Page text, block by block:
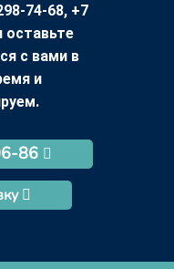
74-68, +7
оставьте
с вами в
и
86